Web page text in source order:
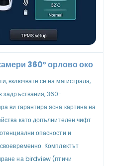
360° орлово око
включвате се на магистрала,
задръствания, 360-
ви гарантира ясна картина на
като допълнителен чифт
опасности и
Комплектът
на birdview (птичи